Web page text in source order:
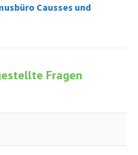
Causses und
Fragen